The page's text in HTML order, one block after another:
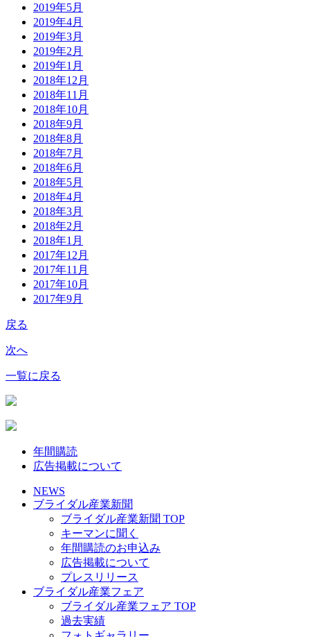
2019年5月
2019年4月
2019年3月
2019年2月
2019年1月
2018年12月
2018年11月
2018年10月
2018年9月
2018年8月
2018年7月
2018年6月
2018年5月
2018年4月
2018年3月
2018年2月
2018年1月
2017年12月
2017年11月
2017年10月
2017年9月
戻る
次へ
一覧に戻る
年間購読
広告掲載について
NEWS
ブライダル産業新聞
ブライダル産業新聞 TOP
キーマンに聞く
年間購読のお申込み
広告掲載について
プレスリリース
ブライダル産業フェア
ブライダル産業フェア TOP
過去実績